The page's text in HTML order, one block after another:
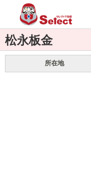
松永板金
所在地